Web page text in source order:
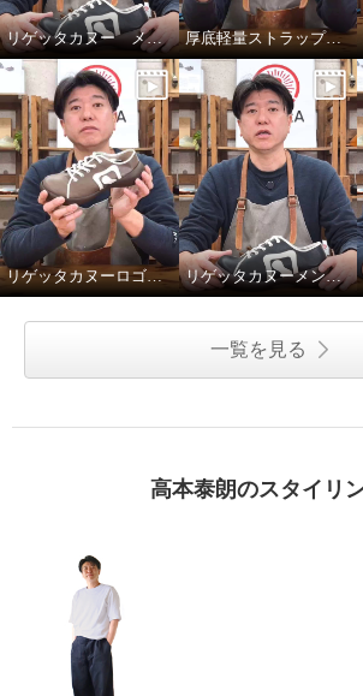
リゲッタ 軽量・晴雨兼用 厚底サ
リゲッタ
イドゴアブ
リゲッタカヌー メンズロゴスニーカーのサイズ選びについて 厚底軽量ストラップパンプスのサイズ選び
リゲッタカヌーロゴスニーカーのサイズ選び リゲッタカヌーメンズロゴスニーカーのデザインと素材
一覧を見る
高本泰朗のスタイリ